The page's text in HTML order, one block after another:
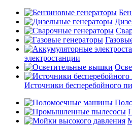
электростанции
Источники бесперебойного